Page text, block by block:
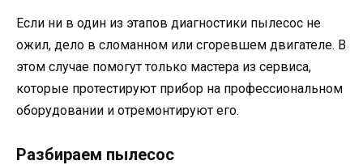
Если ни в один из этапов диагностики пылесос не
ожил, дело в сломанном или сгоревшем двигателе. В
этом случае помогут только мастера из сервиса,
которые протестируют прибор на профессиональном
оборудовании и отремонтируют его.
Разбираем пылесос